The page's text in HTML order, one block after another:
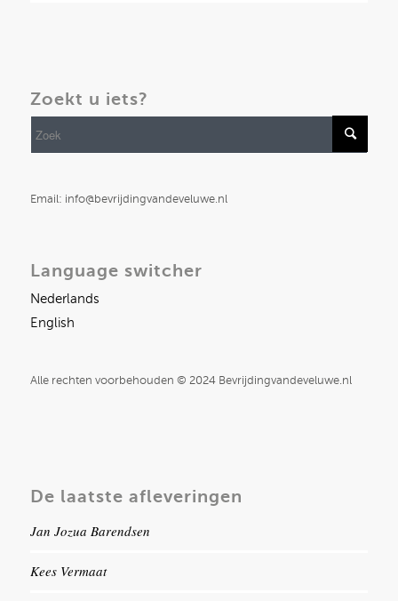
Zoekt u iets?
Email: info@bevrijdingvandeveluwe.nl
Language switcher
Nederlands
English
Alle rechten voorbehouden © 2024 Bevrijdingvandeveluwe.nl
De laatste afleveringen
Jan Jozua Barendsen
Kees Vermaat